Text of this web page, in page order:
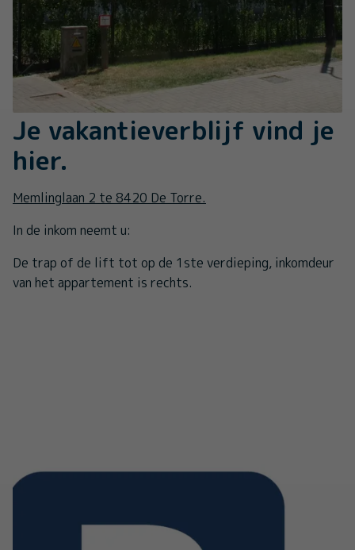
Je vakantieverblijf vind je
hier.
Memlinglaan 2 te 8420 De Torre.
In de inkom neemt u:
De trap of de lift tot op de 1ste verdieping, inkomdeur
van het appartement is rechts.